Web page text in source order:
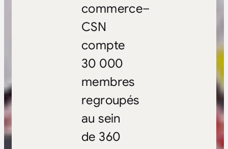
commerce–
CSN
compte
30 000
membres
regroupés
au sein
de 360